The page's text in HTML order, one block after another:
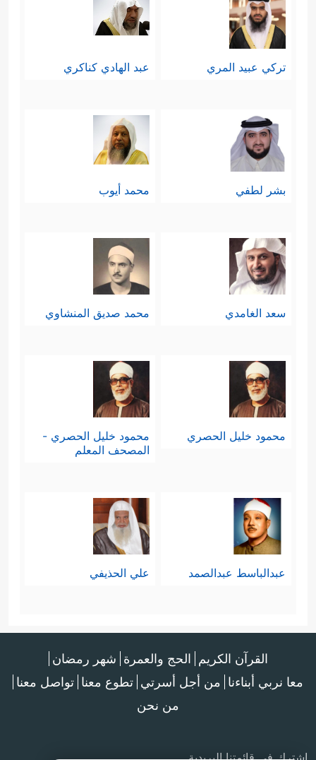
تركي عبيد المري عبد الهادي كناكري
بشر لطفي محمد أيوب
سعد الغامدي محمد صديق المنشاوي
محمود خليل الحصري
محمود خليل الحصري -
المصحف المعلم
عبدالباسط عبدالصمد علي الحذيفي
القرآن الكريم الحج والعمرة شهر رمضان
معا نربي أبناءنا من أجل أسرتي تطوع معنا تواصل معنا
من نحن
اشترك في قائمتنا البريدية